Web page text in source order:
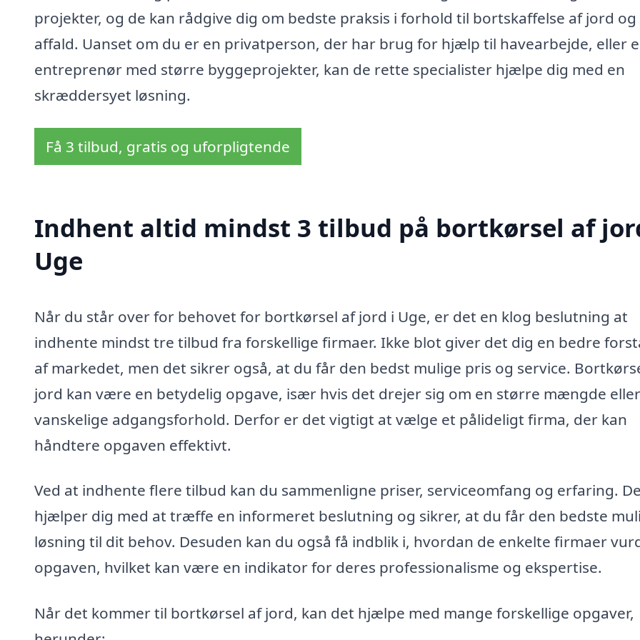
projekter, og de kan rådgive dig om bedste praksis i forhold til bortskaffelse af jord og
affald. Uanset om du er en privatperson, der har brug for hjælp til havearbejde, eller
entreprenør med større byggeprojekter, kan de rette specialister hjælpe dig med en
skræddersyet løsning.
Få 3 tilbud, gratis og uforpligtende
Indhent altid mindst 3 tilbud på bortkørsel af
Uge
Når du står over for behovet for bortkørsel af jord i Uge, er det en klog beslutning at
indhente mindst tre tilbud fra forskellige firmaer. Ikke blot giver det dig en bedre
af markedet, men det sikrer også, at du får den bedst mulige pris og service.
jord kan være en betydelig opgave, især hvis det drejer sig om en større mængde eller
vanskelige adgangsforhold. Derfor er det vigtigt at vælge et pålideligt firma, der kan
håndtere opgaven effektivt.
Ved at indhente flere tilbud kan du sammenligne priser, serviceomfang og erfaring.
hjælper dig med at træffe en informeret beslutning og sikrer, at du får den bedste
løsning til dit behov. Desuden kan du også få indblik i, hvordan de enkelte firmaer
opgaven, hvilket kan være en indikator for deres professionalisme og ekspertise.
Når det kommer til bortkørsel af jord, kan det hjælpe med mange forskellige opgaver,